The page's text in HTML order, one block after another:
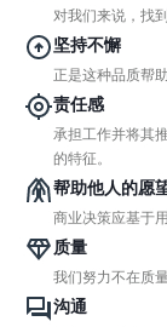
对我们来说，找
坚持不懈
正是这种品质帮
责任感
承担工作并将其
的特征。
帮助他人的愿
商业决策应基于
质量
我们努力不在质
沟通